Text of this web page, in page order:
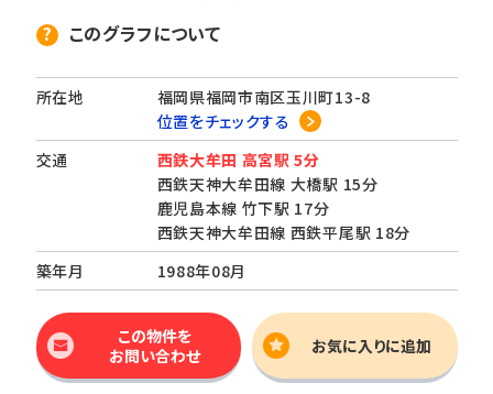
このグラフについて
所在地
福岡県福岡市南区玉川町13-8
位置をチェックする
交通
西鉄大牟田 高宮駅 5分
西鉄天神大牟田線 大橋駅 15分
鹿児島本線 竹下駅 17分
西鉄天神大牟田線 西鉄平尾駅 18分
築年月
1988年08月
この物件を
お問い合わせ
お気に入りに追加